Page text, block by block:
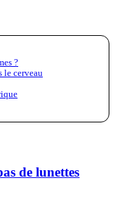
?
le cerveau
de lunettes